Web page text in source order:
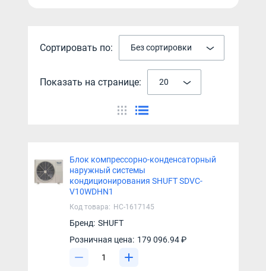
Сортировать по: Без сортировки
Показать на странице: 20
Блок компрессорно-конденсаторный
наружный системы
кондиционирования SHUFT SDVC-
V10WDHN1
Код товара: НС-1617145
Бренд: SHUFT
Розничная цена: 179 096.94 ₽